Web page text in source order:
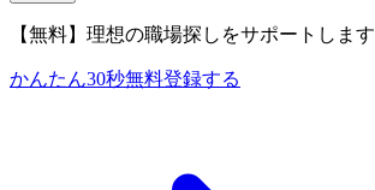
【無料】理想の職場探しをサポートします
かんたん30秒無料登録する